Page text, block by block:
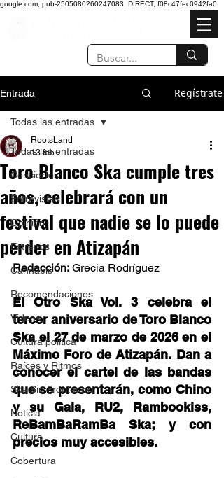
google.com, pub-2505080260247083, DIRECT, f08c47fec0942fa0
Entrada Regístrate
Todas las entradas
Conciertos
Entrevistas
Opinión
Estrenos
Cannabis
Recomendaciones
Videos
Cultura política
Raíces y Ritmos
Ska Sin Fronteras
Noticia
Cultura
Cobertura
Todas las entradas
Toro Blanco Ska cumple tres
años, celebrará con un
festival que nadie se lo puede
perder en Atizapán
RootsLand
13 feb
Redacción: Grecia Rodríguez
El Otro Ska Vol. 3 celebra el
tercer aniversario de Toro Blanco
Ska el 27 de marzo de 2026 en el
Máximo Foro de Atizapán. Dan a
conocer el cartel de las bandas
que se presentarán, como Chino
y su Gala, RU2, Rambookiss,
ReBamBaRamBa Ska; y con
precios muy accesibles.